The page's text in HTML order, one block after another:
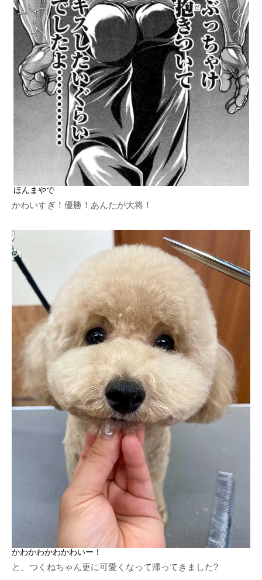
ほんまやで
かわいすぎ！優勝！あんたが大将！
かわかわかわかわいー！
と、つくねちゃん更に可愛くなって帰ってきました?